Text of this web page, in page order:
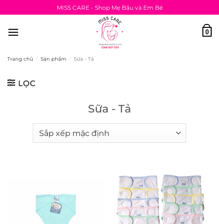
qua
nội
MISS CARE - Shop Mẹ Bầu và Em Bé
0
Trang chủ / Sản phẩm / Sữa - Tả
LỌC
Sữa - Tả